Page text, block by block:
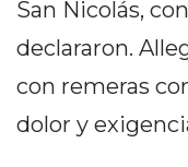
PRIVACIDAD
MAPA
DEL
San Nicolás,
declararon.
con remeras
dolor y